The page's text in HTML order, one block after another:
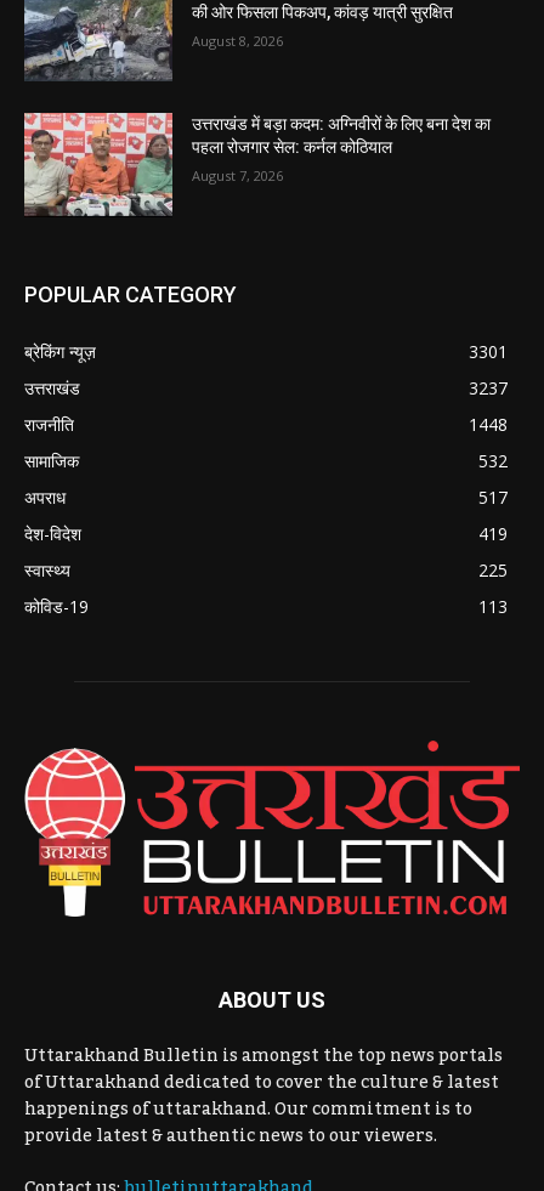
की ओर फिसला पिकअप, कांवड़ यात्री सुरक्षित
August 8, 2026
उत्तराखंड में बड़ा कदम: अग्निवीरों के लिए बना देश का
पहला रोजगार सेल: कर्नल कोठियाल
August 7, 2026
POPULAR CATEGORY
ब्रेकिंग न्यूज़
3301
उत्तराखंड
3237
राजनीति
1448
सामाजिक
532
अपराध
517
देश-विदेश
419
स्वास्थ्य
225
कोविड-19
113
ABOUT US
Uttarakhand Bulletin is amongst the top news portals
of Uttarakhand dedicated to cover the culture & latest
happenings of uttarakhand. Our commitment is to
provide latest & authentic news to our viewers.